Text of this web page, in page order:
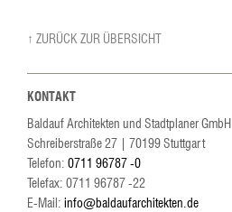
↑ ZURÜCK ZUR ÜBERSICHT
KONTAKT
Baldauf Architekten und Stadtplaner GmbH
Schreiberstraße 27| 70199Stuttgart
Telefon: 0711 96787 -0
Telefax: 0711 96787 -22
E-Mail: info@baldaufarchitekten.de